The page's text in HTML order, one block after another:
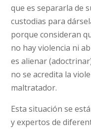
que es separarla de
custodias para
porque consideran
no hay violencia ni
es alienar
no se acredita la
maltratador.
Esta situación se
y expertos de